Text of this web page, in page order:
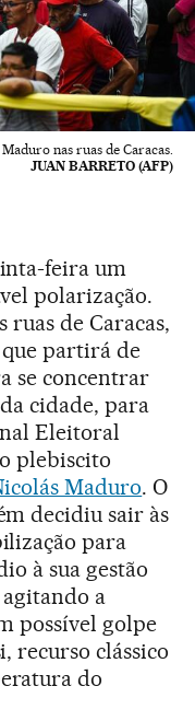
nas ruas de Caracas.
JUAN BARRETO (AFP)
feira um
polarização.
ruas de Caracas,
que partirá de
se concentrar
cidade, para
Eleitoral
plebiscito
Maduro. O
decidiu sair às
para
à sua gestão
agitando a
possível golpe
recurso clássico
do